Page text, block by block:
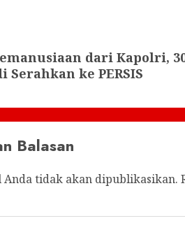
dari Kapolri,
Serahkan ke PERSIS
Balasan
Anda tidak akan dipublikasikan.